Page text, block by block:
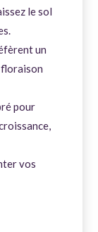
le sol
un
floraison
pour
vos